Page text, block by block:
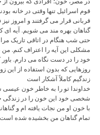
قوم اسرائیل تنها وقتی در خانه
قربانی قرار می گرفتند و امروز
گناهان بهره مند می شویم. آیه ای
حتی شب هنگام در اتاقی تاریک مرا
مشکلی این آیه را اعتراف کنم.
خود را در دست نگاه می دارم.
روزهایی که بدون استفاده از این
زندگیم کاملاً آشکار است
خداوندا تو را به خاطر خون
شخصی خود این خون را در زندگی
با خون او من نجات یافته ام و
تمام گناهان من بخشیده شده